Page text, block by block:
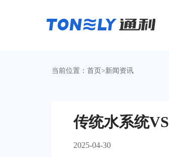
当前位置： 首页 >新闻资讯
2025-04-30